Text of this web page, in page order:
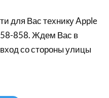
для Вас технику Apple
858. Ждем Вас в
со стороны улицы